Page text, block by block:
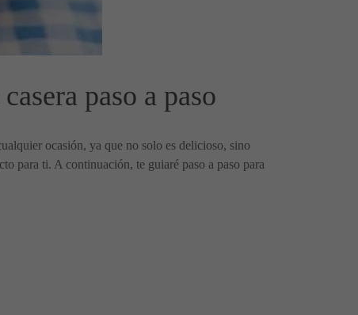
paso a paso
ocasión, ya que no solo es delicioso, sino
para ti. A continuación, te guiaré paso a paso para